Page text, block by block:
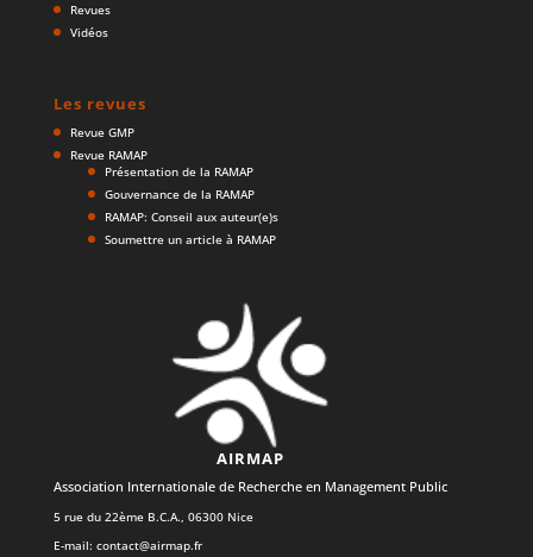
Revues
Vidéos
Les revues
Revue GMP
Revue RAMAP
Présentation de la RAMAP
Gouvernance de la RAMAP
RAMAP: Conseil aux auteur(e)s
Soumettre un article à RAMAP
AIRMAP
Association Internationale de Recherche en Management Public
5 rue du 22ème B.C.A., 06300 Nice
E-mail: contact@airmap.fr